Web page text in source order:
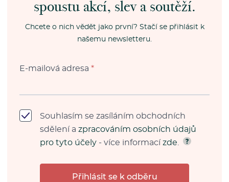
spoustu akcí, slev a soutěží.
Chcete o nich vědět jako první? Stačí se přihlásit k
našemu newsletteru.
E-mailová adresa *
Souhlasím se zasíláním obchodních
sdělení a zpracováním osobních údajů
pro tyto účely - více informací zde.
Přihlásit se k odběru